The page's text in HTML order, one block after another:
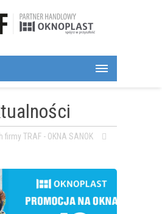
TRAF - OKNA SANOK